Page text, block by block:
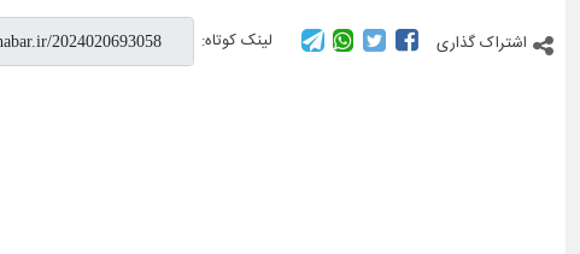
اشتراک گذاری لینک کوتاه: